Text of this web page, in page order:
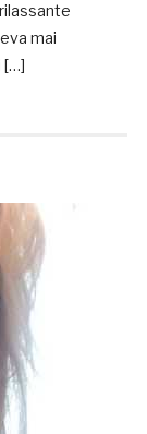
mai
[…]